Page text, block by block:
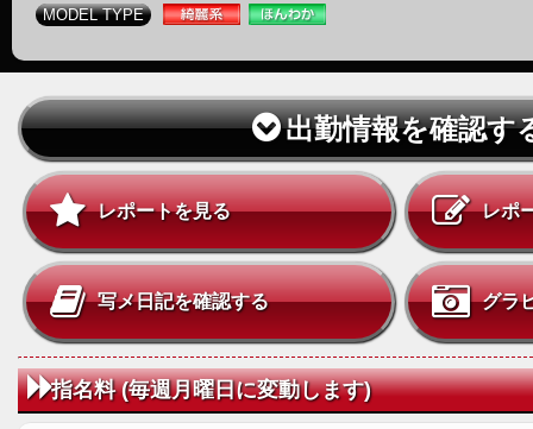
MODEL TYPE
出勤情報を確認す
レポートを見る レポ
写メ日記を確認する グラ
指名料 (毎週月曜日に変動します)